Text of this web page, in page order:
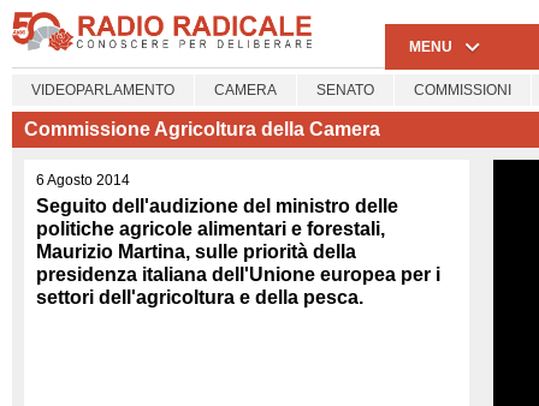
MENU
VIDEOPARLAMENTO CAMERA SENATO COMMISSIONI
Commissione Agricoltura della Camera
6 Agosto 2014
Seguito dell'audizione del ministro delle
politiche agricole alimentari e forestali,
Maurizio Martina, sulle priorità della
presidenza italiana dell'Unione europea per i
settori dell'agricoltura e della pesca.